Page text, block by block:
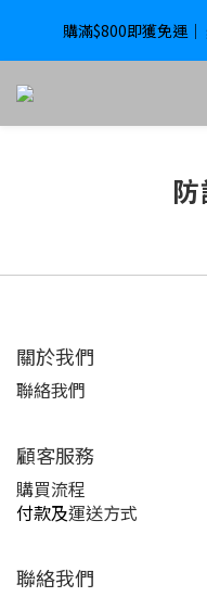
購滿$800即獲免運
購滿$800即獲免運
International Delivery
關於我們
聯絡我們
顧客服務
購買流程
付款及運送方式
聯絡我們